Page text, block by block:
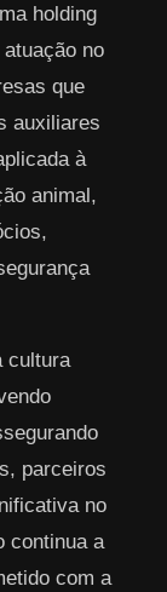
holding
no
que
auxiliares
à
animal,
cultura
parceiros
no
continua a
com a